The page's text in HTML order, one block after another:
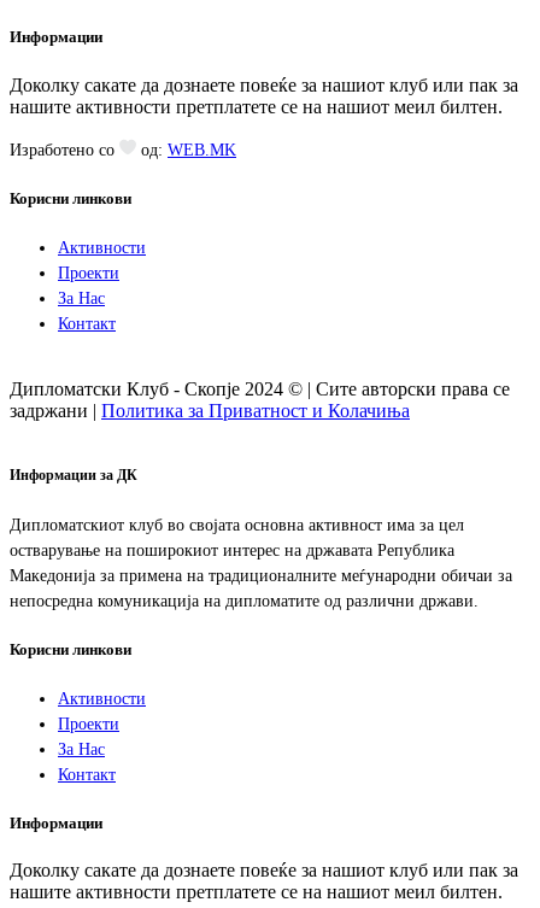
Информации
Доколку сакате да дознаете повеќе за нашиот клуб или пак за
нашите активности претплатете се на нашиот меил билтен.
Изработено со од: WEB.MK
Корисни линкови
Активности
Проекти
За Нас
Контакт
Дипломатски Клуб - Скопје 2024 © | Сите авторски права се
задржани | Политика за Приватност и Колачиња
Информации за ДК
Дипломатскиот клуб во својата основна активност има за цел
остварување на поширокиот интерес на државата Република
Македонија за примена на традиционалните меѓународни обичаи за
непосредна комуникација на дипломатите од различни држави.
Корисни линкови
Активности
Проекти
За Нас
Контакт
Информации
Доколку сакате да дознаете повеќе за нашиот клуб или пак за
нашите активности претплатете се на нашиот меил билтен.